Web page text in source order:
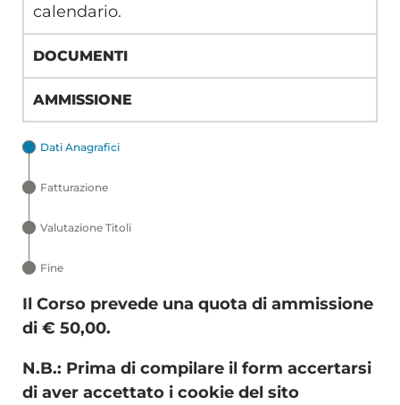
calendario.
DOCUMENTI
AMMISSIONE
Dati Anagrafici
Fatturazione
Valutazione Titoli
Fine
Il Corso prevede una quota di ammissione
di € 50,00.
N.B.: Prima di compilare il form accertarsi
di aver accettato i cookie del sito